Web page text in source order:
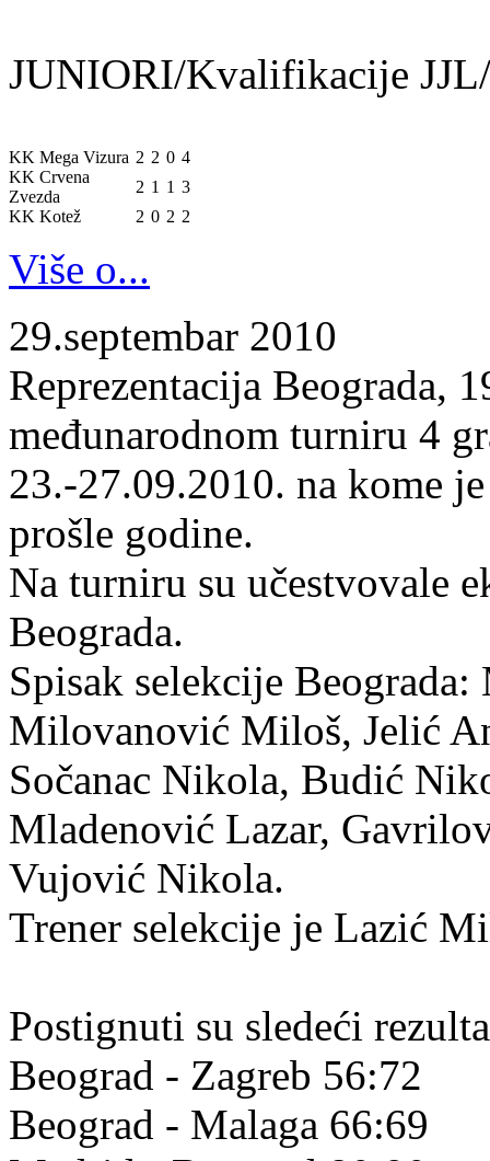
JUNIORI/Kvalifikacije
KK Mega Vizura 2 2 0 4
KK Crvena
Zvezda
2 1 1 3
KK Kotež
2 0 2 2
Više o...
29.septembar 2010
Reprezentacija Beograda,
međunarodnom turniru 4
23.-27.09.2010. na kome
prošle godine.
Na turniru su učestvovale
Beograda.
Spisak selekcije
Milovanović Miloš, Jelić
Sočanac Nikola, Budić
Mladenović Lazar,
Vujović Nikola.
Trener selekcije je Lazić
Postignuti su sledeći
Beograd - Zagreb 56:72
Beograd - Malaga 66:69